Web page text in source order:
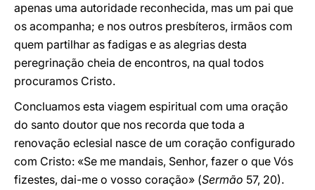
apenas uma autoridade reconhecida, mas um pai que
os acompanha; e nos outros presbíteros, irmãos com
quem partilhar as fadigas e as alegrias desta
peregrinação cheia de encontros, na qual todos
procuramos Cristo.
Concluamos esta viagem espiritual com uma oração
do santo doutor que nos recorda que toda a
renovação eclesial nasce de um coração configurado
com Cristo: «Se me mandais, Senhor, fazer o que Vós
fizestes, dai-me o vosso coração» (Sermão 57, 20).